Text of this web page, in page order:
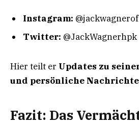
Instagram:
Twitter: @JackWagnerhpk
Hier teilt er Updates zu
und persönliche
Fazit: Das